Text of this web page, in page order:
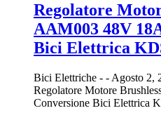
Regolatore
AAM003 48V
Bici Elettrica
Bici Elettriche - - Agosto 2,
Regolatore Motore
Conversione Bici Elettrica